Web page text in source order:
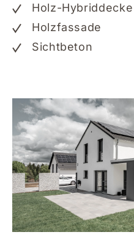
Holz-Hybriddecke
Holzfassade
Sichtbeton